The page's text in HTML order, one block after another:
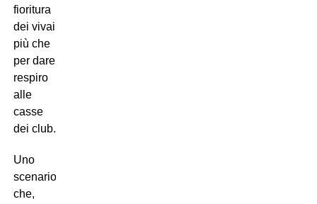
fioritura
dei vivai
più che
per dare
respiro
alle
casse
dei club.
Uno
scenario
che,